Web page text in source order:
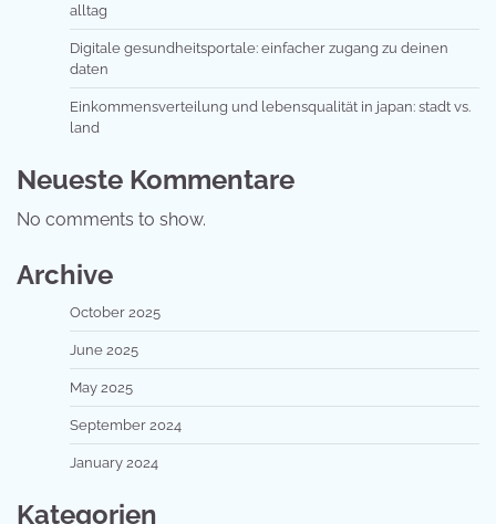
alltag
Digitale gesundheitsportale: einfacher zugang zu deinen
daten
Einkommensverteilung und lebensqualität in japan: stadt vs.
land
Neueste Kommentare
No comments to show.
Archive
October 2025
June 2025
May 2025
September 2024
January 2024
Kategorien